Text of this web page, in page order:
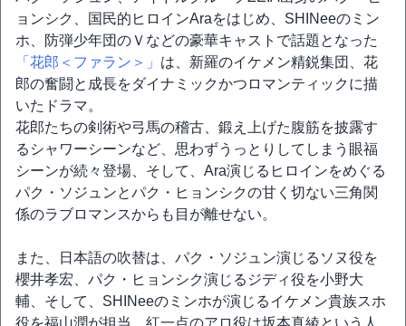
ョンシク、国民的ヒロインAraをはじめ、SHINeeのミン
ホ、防弾少年団のＶなどの豪華キャストで話題となった
「花郎＜ファラン＞」 は、新羅のイケメン精鋭集団、花
郎の奮闘と成長をダイナミックかつロマンティックに描
いたドラマ。
花郎たちの剣術や弓馬の稽古、鍛え上げた腹筋を披露す
るシャワーシーンなど、思わずうっとりしてしまう眼福
シーンが続々登場、そして、Ara演じるヒロインをめぐる
パク・ソジュンとパク・ヒョンシクの甘く切ない三角関
係のラブロマンスからも目が離せない。
また、日本語の吹替は、パク・ソジュン演じるソヌ役を
櫻井孝宏、パク・ヒョンシク演じるジディ役を小野大
輔、そして、SHINeeのミンホが演じるイケメン貴族スホ
役を福山潤が担当。紅一点のアロ役は坂本真綾という人